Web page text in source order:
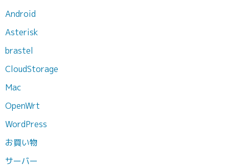
Android
Asterisk
brastel
CloudStorage
Mac
OpenWrt
WordPress
お買い物
サーバー